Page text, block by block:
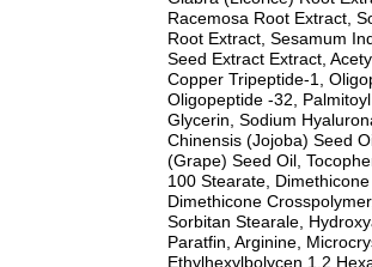
Racemosa Root Extract,
Root Extract, Sesamum
Seed Extract Extract,
Copper Tripeptide-1,
Oligopeptide -32,
Glycerin, Sodium
Chinensis (Jojoba) Seed
(Grape) Seed Oil,
100 Stearate,
Dimethicone
Sorbitan Stearale,
Paratfin, Arginine,
Ethylhexylbolycen 1,2